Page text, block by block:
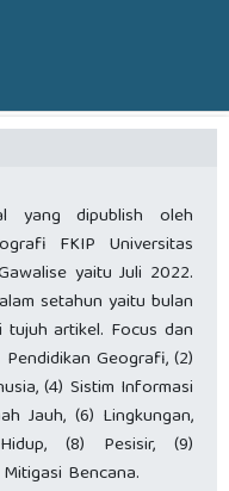
yang dipublish oleh
FKIP Universitas
yaitu Juli 2022.
setahun yaitu bulan
tujuh artikel. Focus dan
Geografi, (2)
(4) Sistim Informasi
Jauh, (6) Lingkungan,
(8) Pesisir, (9)
Bencana.